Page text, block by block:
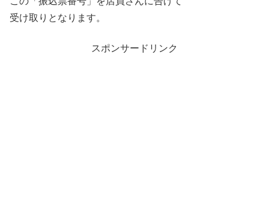
受け取りとなります。
スポンサードリンク